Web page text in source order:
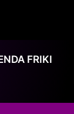
FRIKI